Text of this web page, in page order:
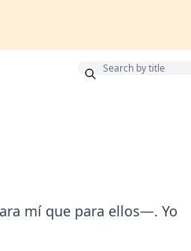
mí que para ellos—. Yo